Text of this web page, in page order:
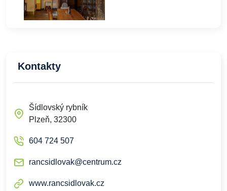
Kontakty
Šídlovský rybník
Plzeň, 32300
604 724 507
rancsidlovak@centrum.cz
www.rancsidlovak.cz